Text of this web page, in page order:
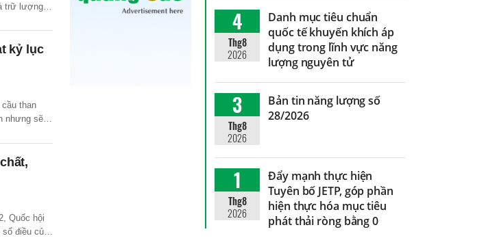
trữ lượng
kỷ lục
than
nhưng sẽ
Quốc hội
số điều của
4
Thg8
2026
Danh mục tiêu chuẩn
quốc tế khuyến khích áp
dụng trong lĩnh vực năng
lượng nguyên tử
3
Thg8
2026
Bản tin năng lượng số
28/2026
1
Thg8
2026
Đẩy mạnh thực hiện
Tuyên bố JETP, góp phần
hiện thực hóa mục tiêu
phát thải ròng bằng 0